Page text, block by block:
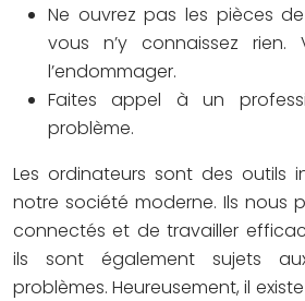
Ne ouvrez pas les pièces
vous n’y connaissez rien.
l’endommager.
Faites appel à un
problème.
Les ordinateurs sont des outils
notre société moderne. Ils nous
connectés et de travailler
ils sont également sujets
problèmes. Heureusement, il